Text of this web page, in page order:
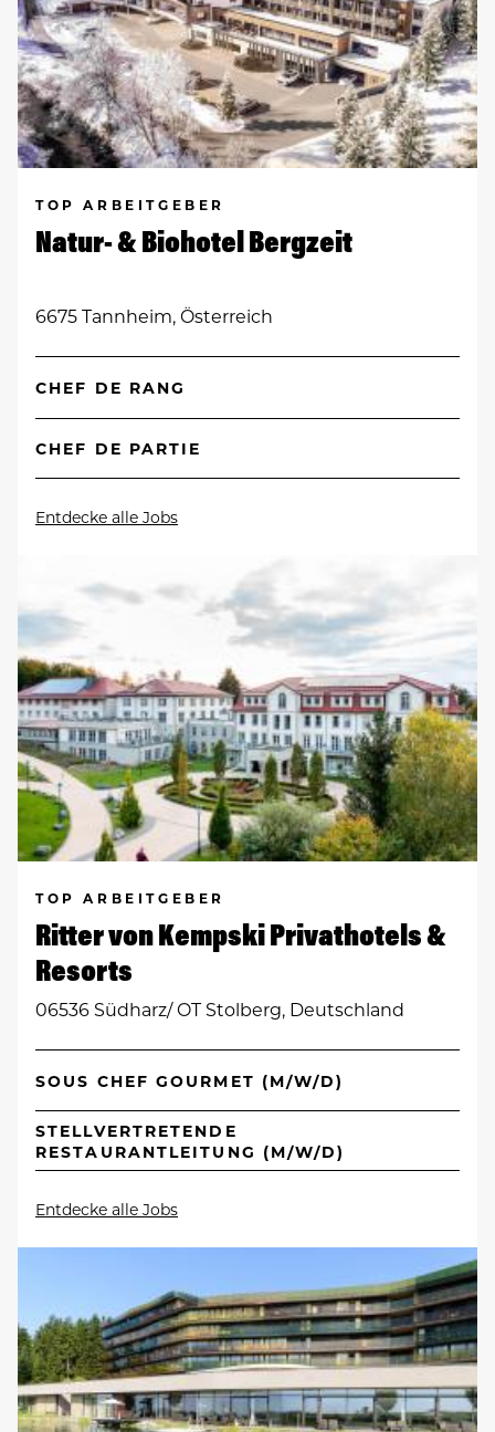
TOP ARBEITGEBER
Natur- & Biohotel Bergzeit
6675 Tannheim, Österreich
CHEF DE RANG
CHEF DE PARTIE
Entdecke alle Jobs
TOP ARBEITGEBER
Ritter von Kempski Privathotels &
Resorts
06536 Südharz/ OT Stolberg, Deutschland
SOUS CHEF GOURMET (M/W/D)
STELLVERTRETENDE
RESTAURANTLEITUNG (M/W/D)
Entdecke alle Jobs